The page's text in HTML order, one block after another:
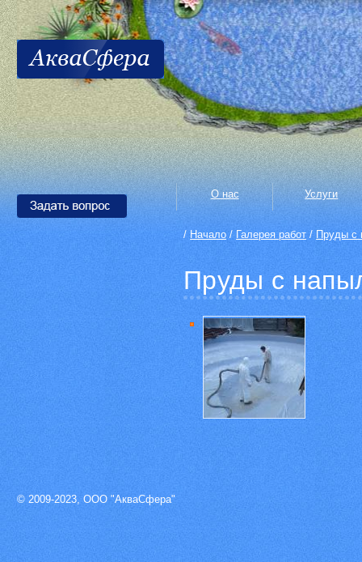
О нас Услуги
/ Начало / Галерея работ / Пруды с
Пруды с
© 2009-2023, ООО "АкваСфера"